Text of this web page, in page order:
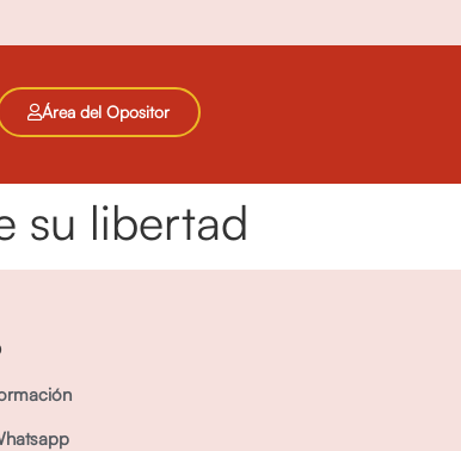
Área del Opositor
su libertad